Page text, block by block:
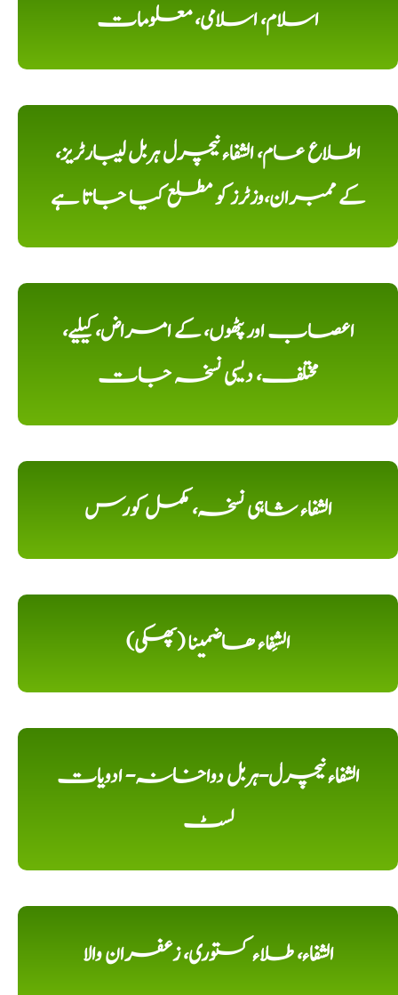
اسلام، اسلامی، معلومات
اطلاع عام، الشفاء نیچرل ہربل لیبارٹریز،
کے ممبران،وزٹرز کو مطلع کیا جاتا ہے
اعصاب اور پٹھوں، کے امراض، کیلیے،
مختلف، دیسی نسخہ جات
الشفاء شاہی نسخہ، مکمل کورس
الشِفاء ھاضمینا (پھکی)
الشفاء نیچرل-ہربل دواخانہ- ادویات
لسٹ
الشفاء، طلاء کستوری، زعفران والا